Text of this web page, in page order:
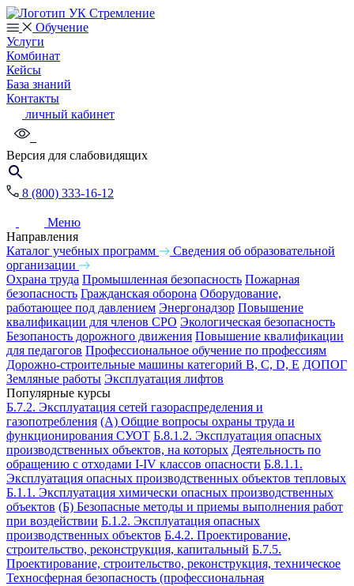
Обучение
Услуги
Комбинат
Кейсы
База знаний
Контакты
личный кабинет
Версия для слабовидящих
8 (800) 333-16-12
Меню
Направления
Каталог учебных программ
Сведения об образовательной
организации
Охрана труда Промышленная безопасность Пожарная
безопасность Гражданская оборона Оборудование,
работающее под давлением Энергонадзор Повышение
квалификации для членов СРО Экологическая безопасность
Безопаность дорожного движения Повышение квалификации
для педагогов Профессиональное обучение по профессиям
Дорожно-строительные машины категорий B, C, D, E ДОПОГ
Земляные работы Эксплуатация лифтов
Популярные курсы
Б.7.2. Эксплуатация сетей газораспределения и
газопотребления (А) Общие вопросы охраны труда и
функционирования СУОТ Б.8.1.2. Эксплуатация опасных
производственных объектов, на которых Деятельность по
обращению с отходами I-IV классов опасности Б.8.1.1.
Эксплуатация опасных производственных объектов тепловых
Б.1.1. Эксплуатация химически опасных производственных
объектов (Б) Безопасные методы и приемы выполнения работ
при воздействии Б.1.2. Эксплуатация опасных
производственных объектов Б.4.2. Проектирование,
строительство, реконструкция, капитальный Б.7.5.
Проектирование, строительство, реконструкция, техническое
Техносферная безопасность (профессиональная